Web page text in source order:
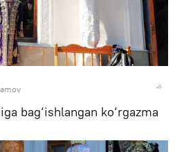
bag‘ishlangan ko‘rgazma